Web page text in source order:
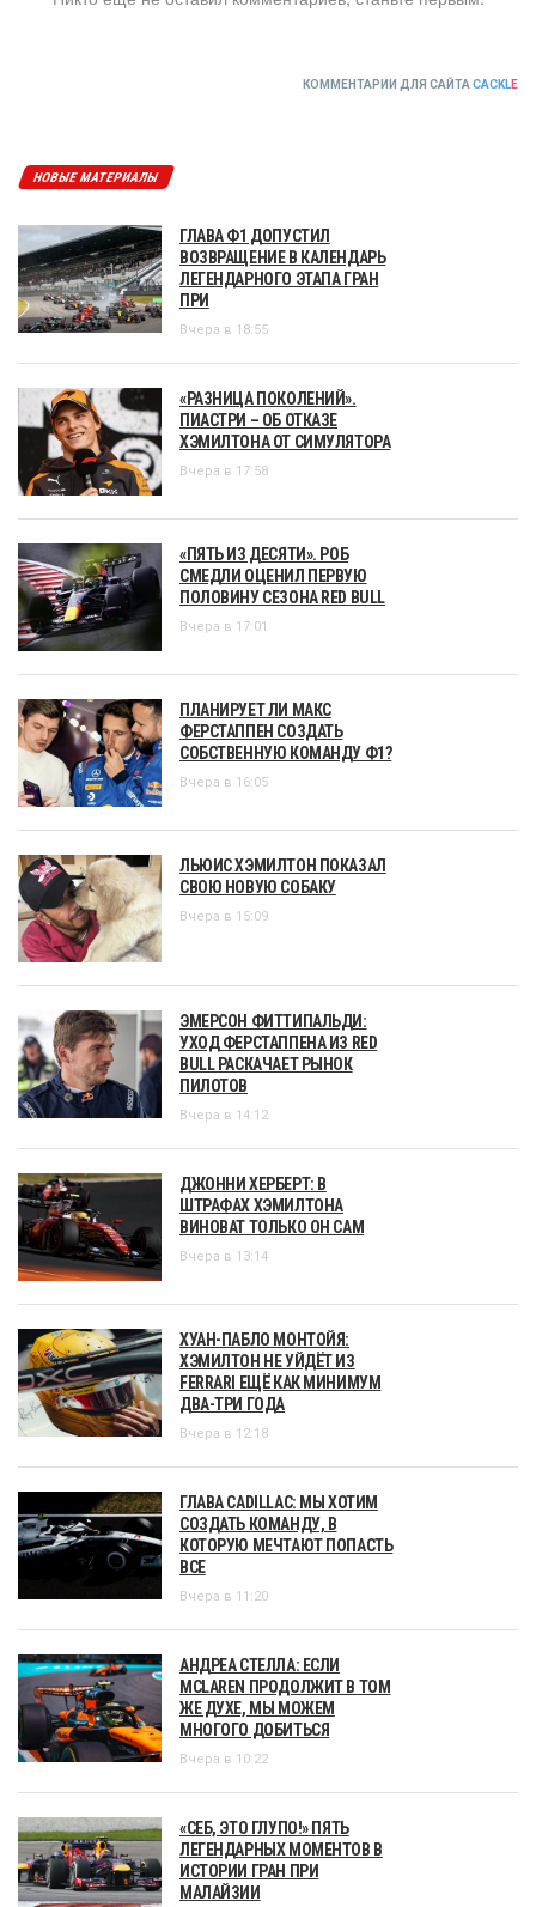
КОММЕНТАРИИ ДЛЯ САЙТА CACKLE
НОВЫЕ МАТЕРИАЛЫ
ГЛАВА Ф1 ДОПУСТИЛ
ВОЗВРАЩЕНИЕ В КАЛЕНДАРЬ
ЛЕГЕНДАРНОГО ЭТАПА ГРАН
ПРИ
Вчера в 18:55
«РАЗНИЦА ПОКОЛЕНИЙ».
ПИАСТРИ – ОБ ОТКАЗЕ
ХЭМИЛТОНА ОТ СИМУЛЯТОРА
Вчера в 17:58
«ПЯТЬ ИЗ ДЕСЯТИ». РОБ
СМЕДЛИ ОЦЕНИЛ ПЕРВУЮ
ПОЛОВИНУ СЕЗОНА RED BULL
Вчера в 17:01
ПЛАНИРУЕТ ЛИ МАКС
ФЕРСТАППЕН СОЗДАТЬ
СОБСТВЕННУЮ КОМАНДУ Ф1?
Вчера в 16:05
ЛЬЮИС ХЭМИЛТОН ПОКАЗАЛ
СВОЮ НОВУЮ СОБАКУ
Вчера в 15:09
ЭМЕРСОН ФИТТИПАЛЬДИ:
УХОД ФЕРСТАППЕНА ИЗ RED
BULL РАСКАЧАЕТ РЫНОК
ПИЛОТОВ
Вчера в 14:12
ДЖОННИ ХЕРБЕРТ: В
ШТРАФАХ ХЭМИЛТОНА
ВИНОВАТ ТОЛЬКО ОН САМ
Вчера в 13:14
ХУАН-ПАБЛО МОНТОЙЯ:
ХЭМИЛТОН НЕ УЙДЁТ ИЗ
FERRARI ЕЩЁ КАК МИНИМУМ
ДВА-ТРИ ГОДА
Вчера в 12:18
ГЛАВА CADILLAC: МЫ ХОТИМ
СОЗДАТЬ КОМАНДУ, В
КОТОРУЮ МЕЧТАЮТ ПОПАСТЬ
ВСЕ
Вчера в 11:20
АНДРЕА СТЕЛЛА: ЕСЛИ
MCLAREN ПРОДОЛЖИТ В ТОМ
ЖЕ ДУХЕ, МЫ МОЖЕМ
МНОГОГО ДОБИТЬСЯ
Вчера в 10:22
«СЕБ, ЭТО ГЛУПО!» ПЯТЬ
ЛЕГЕНДАРНЫХ МОМЕНТОВ В
ИСТОРИИ ГРАН ПРИ
МАЛАЙЗИИ